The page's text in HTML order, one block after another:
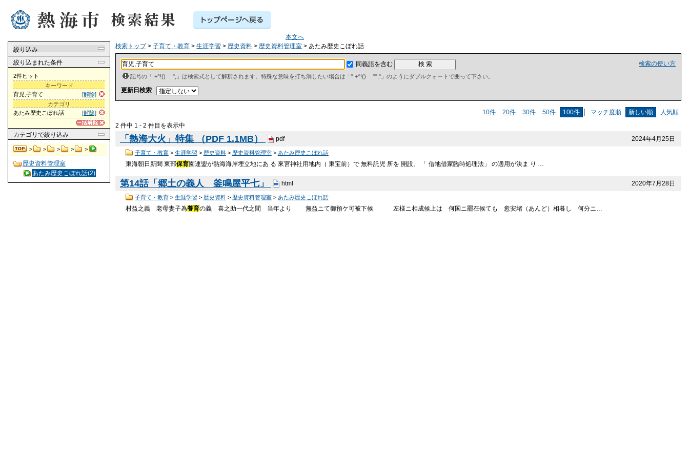
本文へ
絞り込み
絞り込まれた条件
2件ヒット
キーワード
[解除]
育児,子育て
カテゴリ
[解除]
あたみ歴史こぼれ話
カテゴリ で絞り込み
> > > > >
歴史資料管理室
あたみ歴史こぼれ話(2)
検索トップ> 子育て・教育 > 生涯学習 > 歴史資料 > 歴史資料管理室 > あたみ歴史こぼれ話
検索の使い方
同義語を含む
記号の「 +^!() ",」は検索式として解釈されます。特殊な意味を打ち消したい場合は「" +^!() "","」のようにダブルクォートで囲って下さい。
更新日検索
10件 20件 30件 50件 100件 マッチ度順 新しい順
人気順
2 件中 1 - 2 件目を表示中
2024年4月25日
「熱海大火」特集 （PDF 1.1MB） pdf
子育て・教育> 生涯学習 > 歴史資料> 歴史資料管理室> あたみ歴史こぼれ話
東海朝日新聞 東部保育園連盟が熱海海岸埋立地にあ る 來宮神社用地内（ 東宝前）で 無料託児 所を 開設。 「 借地借家臨時処理法」 の適用が決ま り …
2020年7月28日
第14話「郷土の義人 釜鳴屋平七」 html
子育て・教育> 生涯学習 > 歴史資料> 歴史資料管理室> あたみ歴史こぼれ話
村益之義 老母妻子為養育の義 喜之助一代之間 当年より 無益ニて御預ケ可被下候 左様ニ相成候上は 何国ニ罷在候ても 愈安堵（あんど）相暮し 何分ニ…